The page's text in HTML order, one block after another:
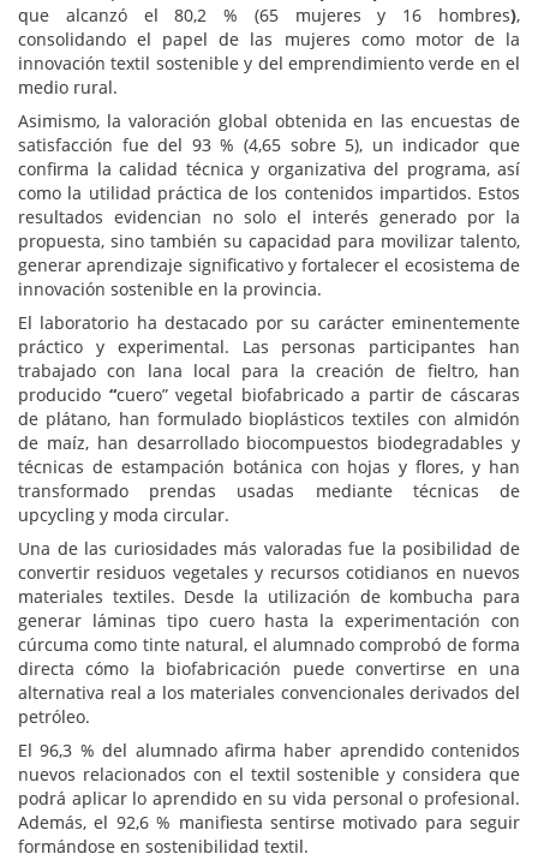
que alcanzó el 80,2 % (65 mujeres y 16 hombres),
consolidando el papel de las mujeres como motor de la
innovación textil sostenible y del emprendimiento verde en el
medio rural.
Asimismo, la valoración global obtenida en las encuestas de
satisfacción fue del 93 % (4,65 sobre 5), un indicador que
confirma la calidad técnica y organizativa del programa, así
como la utilidad práctica de los contenidos impartidos. Estos
resultados evidencian no solo el interés generado por la
propuesta, sino también su capacidad para movilizar talento,
generar aprendizaje significativo y fortalecer el ecosistema de
innovación sostenible en la provincia.
El laboratorio ha destacado por su carácter eminentemente
práctico y experimental. Las personas participantes han
trabajado con lana local para la creación de fieltro, han
producido “cuero” vegetal biofabricado a partir de cáscaras
de plátano, han formulado bioplásticos textiles con almidón
de maíz, han desarrollado biocompuestos biodegradables y
técnicas de estampación botánica con hojas y flores, y han
transformado prendas usadas mediante técnicas de
upcycling y moda circular.
Una de las curiosidades más valoradas fue la posibilidad de
convertir residuos vegetales y recursos cotidianos en nuevos
materiales textiles. Desde la utilización de kombucha para
generar láminas tipo cuero hasta la experimentación con
cúrcuma como tinte natural, el alumnado comprobó de forma
directa cómo la biofabricación puede convertirse en una
alternativa real a los materiales convencionales derivados del
petróleo.
El 96,3 % del alumnado afirma haber aprendido contenidos
nuevos relacionados con el textil sostenible y considera que
podrá aplicar lo aprendido en su vida personal o profesional.
Además, el 92,6 % manifiesta sentirse motivado para seguir
formándose en sostenibilidad textil.